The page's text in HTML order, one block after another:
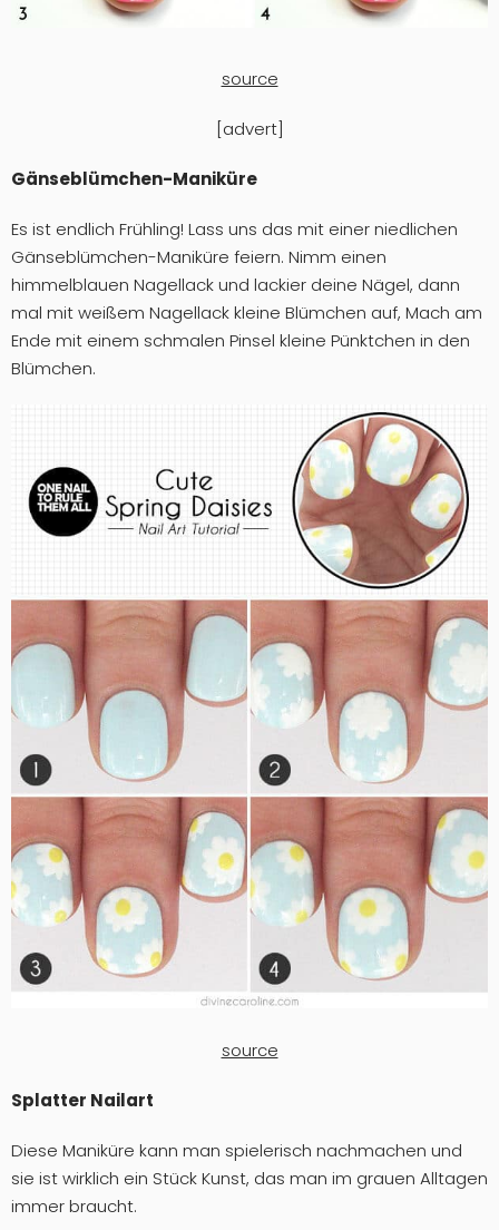
source
[advert]
Gänseblümchen-Maniküre
Es ist endlich Frühling! Lass uns das mit einer niedlichen
Gänseblümchen-Maniküre feiern. Nimm einen
himmelblauen Nagellack und lackier deine Nägel, dann
mal mit weißem Nagellack kleine Blümchen auf, Mach am
Ende mit einem schmalen Pinsel kleine Pünktchen in den
Blümchen.
source
Splatter Nailart
Diese Maniküre kann man spielerisch nachmachen und
sie ist wirklich ein Stück Kunst, das man im grauen Alltagen
immer braucht.